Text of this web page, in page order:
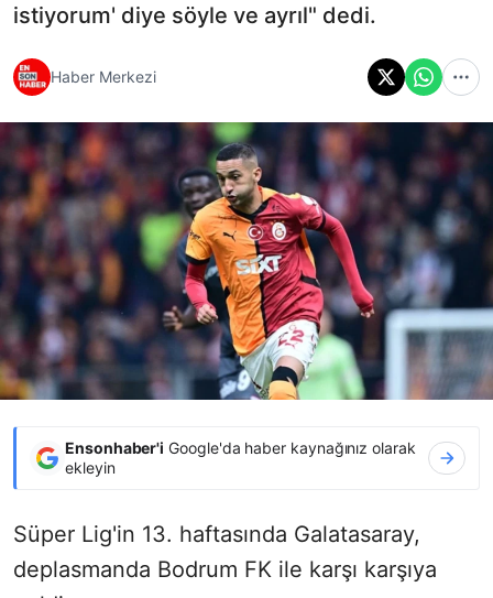
istiyorum' diye söyle ve ayrıl" dedi.
Haber Merkezi
Ensonhaber'i Google'da haber kaynağınız olarak
ekleyin
Süper Lig'in 13. haftasında Galatasaray,
deplasmanda Bodrum FK ile karşı karşıya